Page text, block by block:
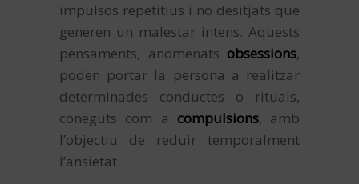
impulsos repetitius i no desitjats que
generen un malestar intens. Aquests
pensaments, anomenats obsessions,
poden portar la persona a realitzar
determinades conductes o rituals,
coneguts com a compulsions, amb
l’objectiu de reduir temporalment
l’ansietat.